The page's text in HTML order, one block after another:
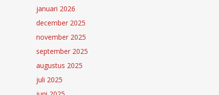
januari 2026
december 2025
november 2025
september 2025
augustus 2025
juli 2025